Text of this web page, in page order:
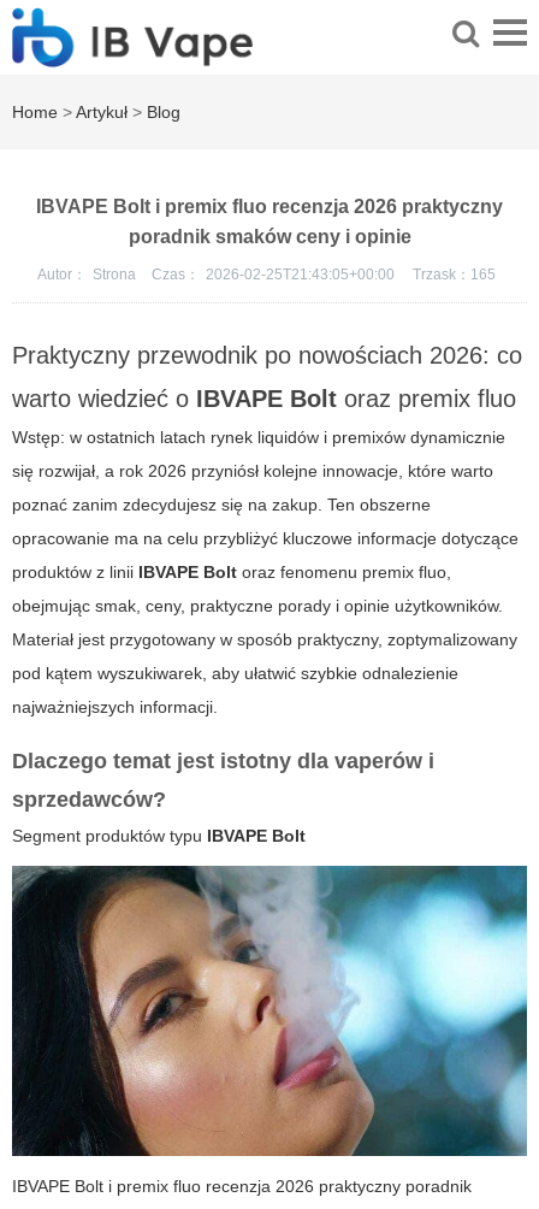
Home >Artykuł > Blog
IBVAPE Bolt i premix fluo recenzja 2026 praktyczny
poradnik smaków ceny i opinie
Autor： Strona Czas： 2026-02-25T21:43:05+00:00 Trzask： 165
Praktyczny przewodnik po nowościach 2026: co
warto wiedzieć o IBVAPE Bolt oraz premix fluo
Wstęp: w ostatnich latach rynek liquidów i premixów dynamicznie
się rozwijał, a rok 2026 przyniósł kolejne innowacje, które warto
poznać zanim zdecydujesz się na zakup. Ten obszerne
opracowanie ma na celu przybliżyć kluczowe informacje dotyczące
produktów z linii IBVAPE Bolt oraz fenomenu premix fluo,
obejmując smak, ceny, praktyczne porady i opinie użytkowników.
Materiał jest przygotowany w sposób praktyczny, zoptymalizowany
pod kątem wyszukiwarek, aby ułatwić szybkie odnalezienie
najważniejszych informacji.
Dlaczego temat jest istotny dla vaperów i
sprzedawców?
Segment produktów typu IBVAPE Bolt
IBVAPE Bolt i premix fluo recenzja 2026 praktyczny poradnik